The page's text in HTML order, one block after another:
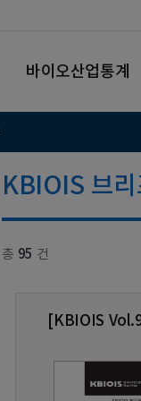
바이오산업통계
KBIOIS 브
총 95 건
[KBIOIS